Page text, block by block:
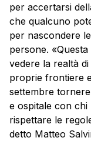
per accertarsi
che qualcuno
per nascondere
persone.
vedere la realtà
proprie frontiere
settembre
e ospitale con
rispettare le
detto Matteo